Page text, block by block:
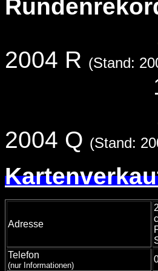
2004 R (Stand:
2004 Q (Stand:
Adresse
Telefon
(nur Informationen)